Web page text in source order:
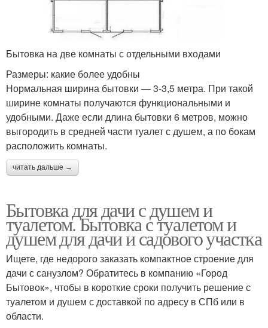
Бытовка на две комнаты с отдельными входами
Размеры: какие более удобны
Нормальная ширина бытовки — 3-3,5 метра. При такой
ширине комнаты получаются функциональными и
удобными. Даже если длина бытовки 6 метров, можно
выгородить в средней части туалет с душем, а по бокам
расположить комнаты.
читать дальше →
Бытовка для дачи с душем и
туалетом. Бытовка с туалетом и
душем для дачи и садового участка
Ищете, где недорого заказать компактное строение для
дачи с санузлом? Обратитесь в компанию «Город
Бытовок», чтобы в короткие сроки получить решение с
туалетом и душем с доставкой по адресу в СПб или в
области.